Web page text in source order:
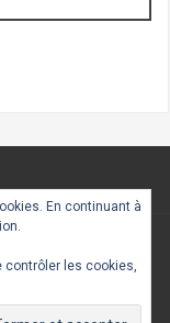
|ThèmeFlyMag
En continuant à
contrôler les cookies,